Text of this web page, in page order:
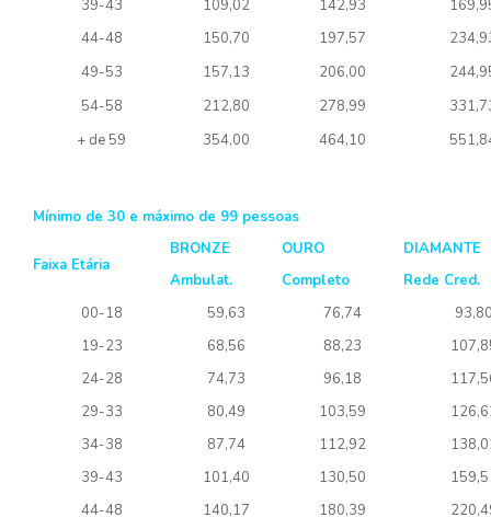
39-43 109,02 142,93
44-48
150,70 197,57
49-53
157,13 206,00
54-58
212,80 278,99
+ de 59
354,00 464,10
Mínimo de 30 e máximo de 99 pessoas
Faixa Etária
BRONZE OURO
DIAMANTE
Ambulat.
Completo
Rede Cred.
00-18
59,63 76,74
19-23
68,56 88,23
24-28
74,73 96,18
29-33
80,49 103,59
34-38
87,74 112,92
39-43
101,40 130,50
44-48
140,17 180,39